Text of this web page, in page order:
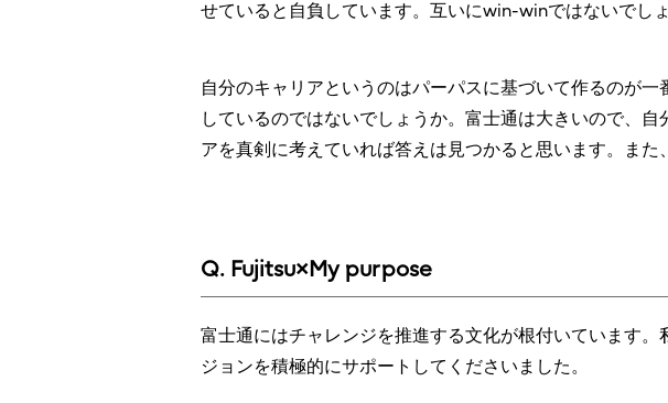
せていると自負しています。互いにwin-winではないでしょ
自分のキャリアというのはパーパスに基づいて作るのが
しているのではないでしょうか。富士通は大きいので、
アを真剣に考えていれば答えは見つかると思います。また
Q. Fujitsu×My purpose
富士通にはチャレンジを推進する文化が根付いています
ジョンを積極的にサポートしてくださいました。